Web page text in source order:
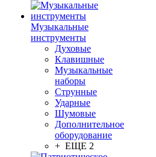
Музыкальные
инструменты
Духовые
Клавишные
Музыкальные
наборы
Струнные
Ударные
Шумовые
Дополнительное
оборудование
+ ЕЩЕ 2